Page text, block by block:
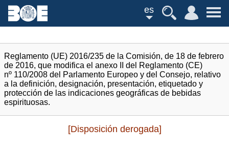
es
Reglamento (UE) 2016/235 de la Comisión, de 18 de febrero
de 2016, que modifica el anexo II del Reglamento (CE)
nº 110/2008 del Parlamento Europeo y del Consejo, relativo
a la definición, designación, presentación, etiquetado y
protección de las indicaciones geográficas de bebidas
espirituosas.
[Disposición derogada]